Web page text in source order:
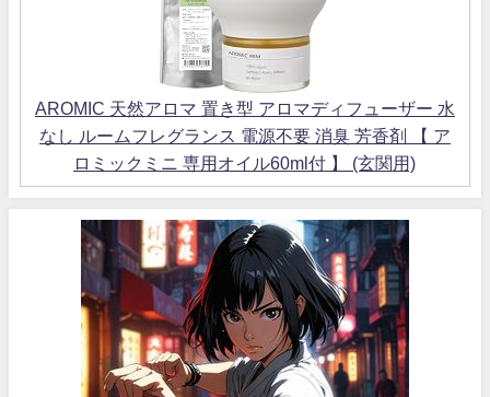
AROMIC 天然アロマ 置き型 アロマディフューザー 水
なし ルームフレグランス 電源不要 消臭 芳香剤 【 ア
ロミックミニ 専用オイル60ml付 】 (玄関用)